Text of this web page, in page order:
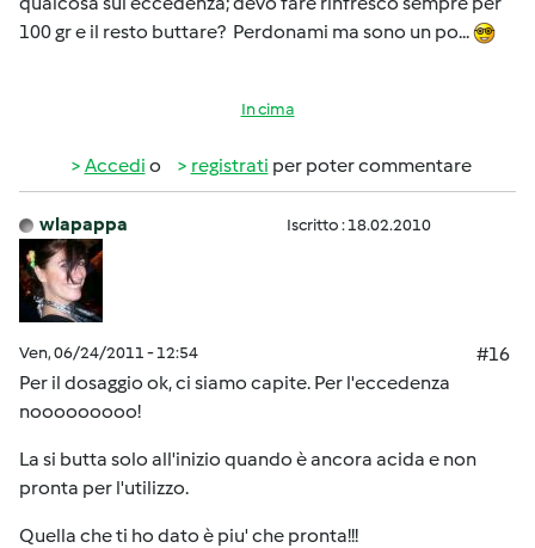
100 gr e il resto buttare? Perdonami ma sono un po...
In cima
Accedi o registrati per poter commentare
wlapappa Iscritto : 18.02.2010
Ven, 06/24/2011 - 12:54
#16
Per il dosaggio ok, ci siamo capite. Per l'eccedenza
nooooooooo!
La si butta solo all'inizio quando è ancora acida e non
pronta per l'utilizzo.
Quella che ti ho dato è piu' che pronta!!!